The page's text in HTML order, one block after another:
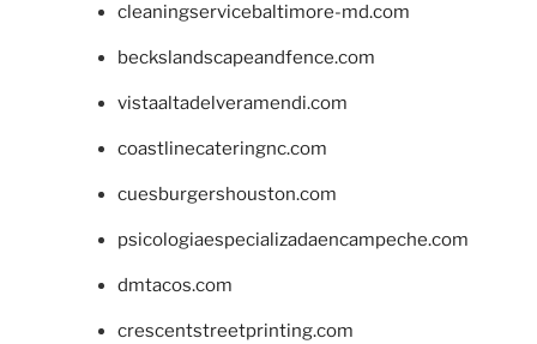
cleaningservicebaltimore-md.com
beckslandscapeandfence.com
vistaaltadelveramendi.com
coastlinecateringnc.com
cuesburgershouston.com
psicologiaespecializadaencampeche.com
dmtacos.com
crescentstreetprinting.com